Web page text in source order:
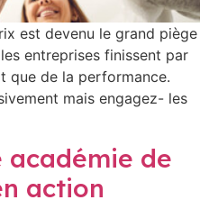
est devenu le grand piège
entreprises finissent par
que de la performance.
mais engagez- les
académie de
action